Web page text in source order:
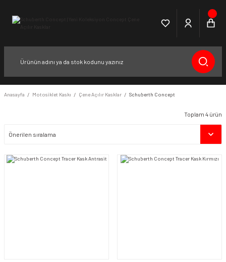
Anasayfa Motosiklet Kaskı Çene Açılır Kasklar Schuberth Concept
Toplam 4 ürün